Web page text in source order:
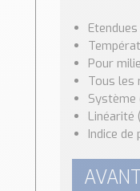
Pour
Tous les
Système
Linéarité
Indice